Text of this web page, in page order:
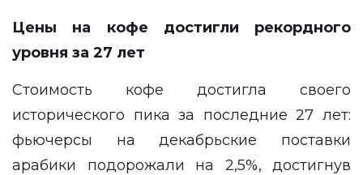
Цены на кофе достигли рекордного
уровня за 27 лет
Стоимость кофе достигла своего
исторического пика за последние 27 лет:
фьючерсы на декабрьские поставки
арабики подорожали на 2,5%, достигнув